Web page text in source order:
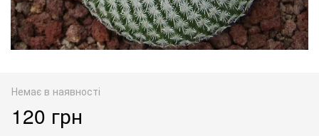
Немає в наявності
120 грн